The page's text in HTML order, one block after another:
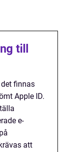
till
finnas
Apple ID.
e-
att